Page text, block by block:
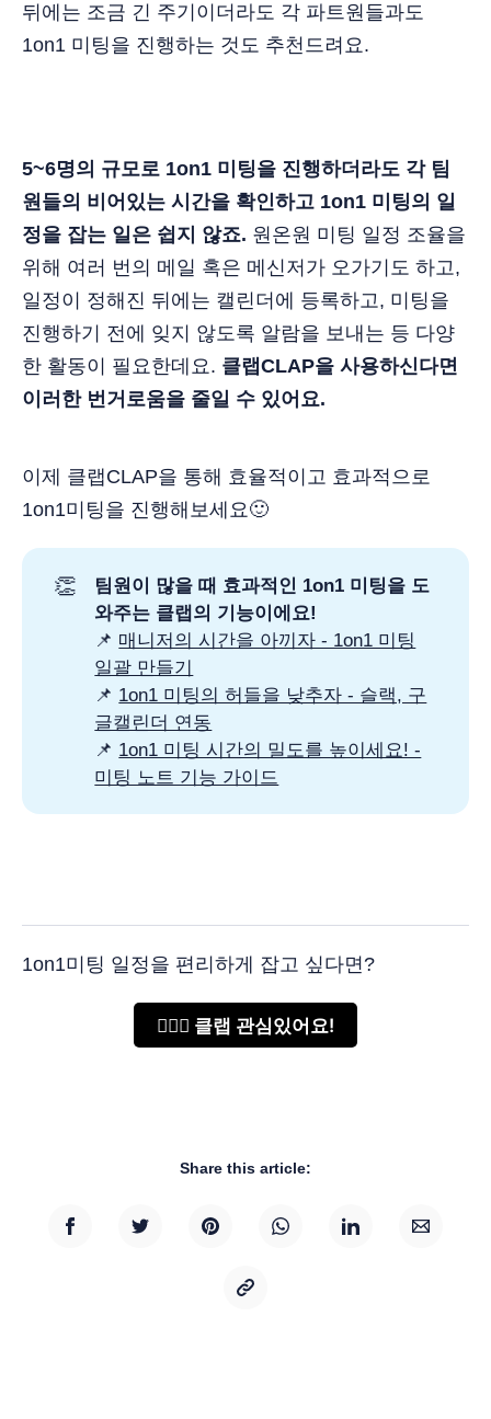
뒤에는 조금 긴 주기이더라도 각 파트원들과도
1on1 미팅을 진행하는 것도 추천드려요.
5~6명의 규모로 1on1 미팅을 진행하더라도 각 팀
원들의 비어있는 시간을 확인하고 1on1 미팅의 일
정을 잡는 일은 쉽지 않죠. 원온원 미팅 일정 조율을
위해 여러 번의 메일 혹은 메신저가 오가기도 하고,
일정이 정해진 뒤에는 캘린더에 등록하고, 미팅을
진행하기 전에 잊지 않도록 알람을 보내는 등 다양
한 활동이 필요한데요. 클랩CLAP을 사용하신다면
이러한 번거로움을 줄일 수 있어요.
이제 클랩CLAP을 통해 효율적이고 효과적으로
1on1미팅을 진행해보세요🙂
👏
팀원이 많을 때 효과적인 1on1 미팅을 도
와주는 클랩의 기능이에요!
📌 매니저의 시간을 아끼자 - 1on1 미팅
일괄 만들기
📌 1on1 미팅의 허들을 낮추자 - 슬랙, 구
글캘린더 연동
📌 1on1 미팅 시간의 밀도를 높이세요! -
미팅 노트 기능 가이드
1on1미팅 일정을 편리하게 잡고 싶다면?
🙋🏻‍♂️ 클랩 관심있어요!
Share this article: